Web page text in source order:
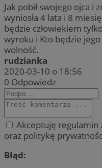
Jak pobił swojego ojca i
wyniosła 4 lata i 8
będzie człowiekiem
wyroku i Kto będzie
wolność.
rudzianka
2020-03-10 o 18:56
0 Odpowiedz
Akceptuję regulamin
oraz politykę
Błąd: